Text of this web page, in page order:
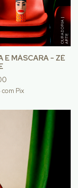
E MÁSCARA - ZÉ
com Pix